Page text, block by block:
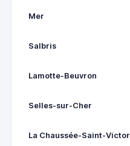
Mer
Salbris
Lamotte-Beuvron
Selles-sur-Cher
La Chaussée-Saint-Victor